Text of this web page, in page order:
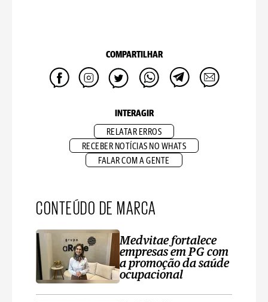
COMPARTILHAR
INTERAGIR
RELATAR ERROS
RECEBER NOTÍCIAS NO WHATS
FALAR COM A GENTE
CONTEÚDO DE MARCA
Medvitae fortalece
empresas em PG com
a promoção da saúde
ocupacional